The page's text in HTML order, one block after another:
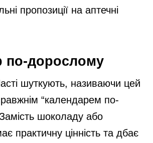
пропозиції на аптечні
по-дорослому
шуткують, називаючи цей
“календарем по-
шоколаду або
практичну цінність та дбає